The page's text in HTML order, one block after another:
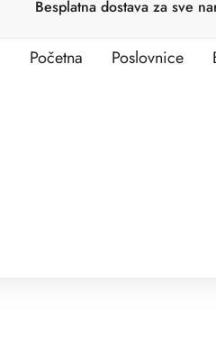
Besplatna dostava za sve
Početna Poslovnice